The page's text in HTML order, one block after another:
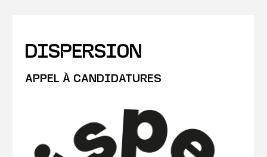
DISPERSION
APPEL À CANDIDATURES